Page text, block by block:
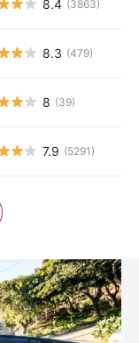
8.4 (3863)
8.3 (479)
8 (39)
7.9 (5291)